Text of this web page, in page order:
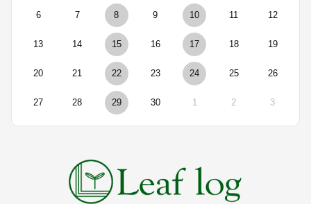
6 7 8 9 10 11 12
13 14 15 16 17 18 19
20 21 22 23 24 25 26
27 28 29 30 1 2 3